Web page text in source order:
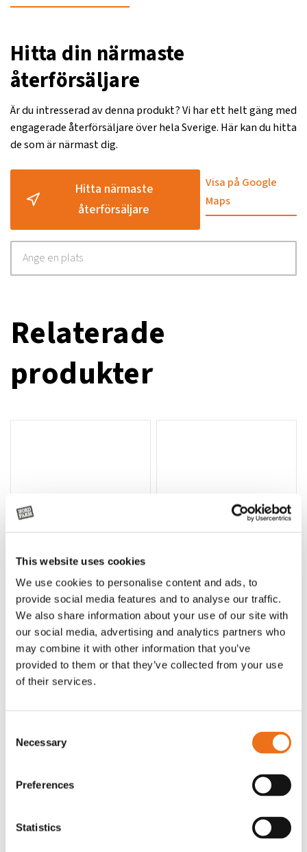
This website uses cookies
We use cookies to personalise content and ads, to
provide social media features and to analyse our traffic.
We also share information about your use of our site with
our social media, advertising and analytics partners who
may combine it with other information that you’ve
provided to them or that they’ve collected from your use
of their services.
Selection
Necessary
Preferences
Statistics
Hitta din närmaste
återförsäljare
Är du intresserad av denna produkt? Vi har ett helt gäng med
engagerade återförsäljare över hela Sverige. Här kan du hitta
de som är närmast dig.
Hitta närmaste
återförsäljare
Visa på Google
Maps
Relaterade
produkter
Lägg till i varukorg
Rotor, komplett med slagor
OR80013456G
(ex. moms)
Grön truckknapp
A00220
kr (ex. moms)
Lägg till i varukorg
Rotor teeth 8t/6k 7.5Gr/8 R6/14 Rotor teeth 8t/6k 0Gr/8 R6/14